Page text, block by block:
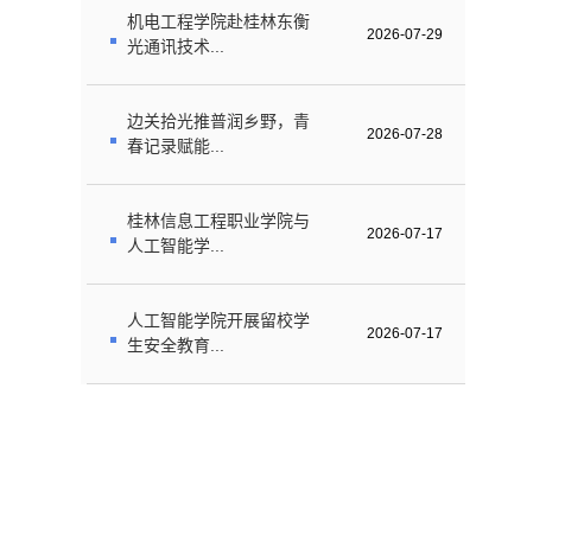
机电工程学院赴桂林东衡
光通讯技术...
2026-07-29
边关拾光推普润乡野，青
春记录赋能...
2026-07-28
桂林信息工程职业学院与
人工智能学...
2026-07-17
人工智能学院开展留校学
生安全教育...
2026-07-17